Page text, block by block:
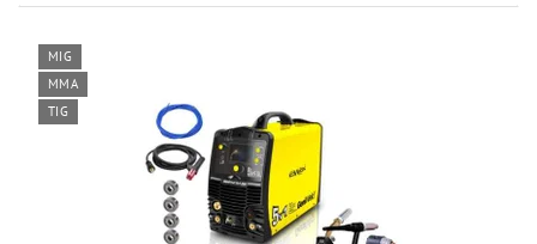
MIG
MMA
TIG